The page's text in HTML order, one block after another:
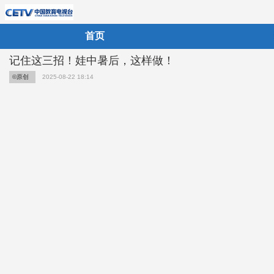
首页
记住这三招！娃中暑后，这样做！
©原创 2025-08-22 18:14